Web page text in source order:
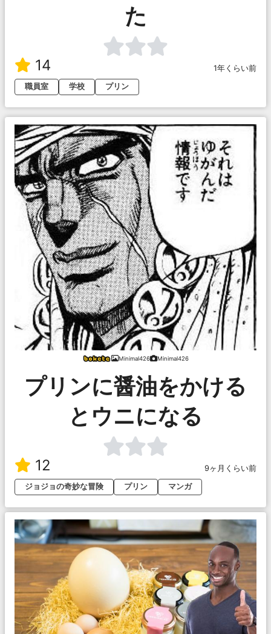
た
14
1年くらい前
職員室
学校 プリン
Minimal426 Minimal426
プリンに醤油をかける
とウニになる
12
9ヶ月くらい前
ジョジョの奇妙な冒険
プリン マンガ